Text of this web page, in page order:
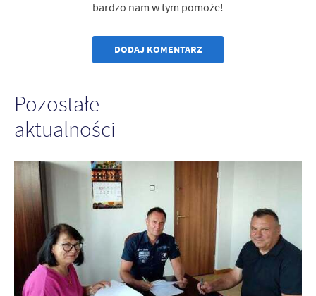
bardzo nam w tym pomoże!
DODAJ KOMENTARZ
Pozostałe
aktualności